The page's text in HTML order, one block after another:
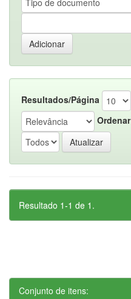
Resultados/Página
Ordenar
Resultado 1-1 de 1.
Conjunto de itens: